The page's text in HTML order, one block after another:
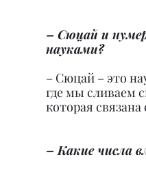
– Сюцай и
науками?
– Сюцай – это
где мы сливаем
которая
– Какие числа